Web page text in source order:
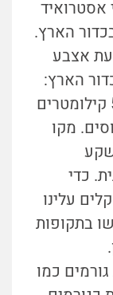
אסטרואיד
הארץ.
אצבע
הארץ:
מקצה האטמוספירה, בגובה של 50 קילומטרים
מקו
כדי
עלינו
בתקופות
כמו